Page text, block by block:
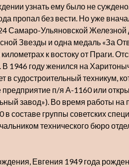
узнать ему было не
пропал без вести. Но уже
Самаро-Ульяновской
Звезды и одна медаль «За
к востоку от Праги.
1946 году женился на
в судостроительный техникум,
предприятие п/я А-1160 или
завод»). Во время работы на
составе группы советских
технического бюро
Евгения 1949 года